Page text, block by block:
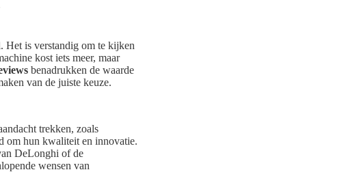
Het is verstandig om te kijken
kost iets meer, maar
benadrukken de waarde
van de juiste keuze.
trekken, zoals
om hun kwaliteit en innovatie.
DeLonghi of de
wensen van